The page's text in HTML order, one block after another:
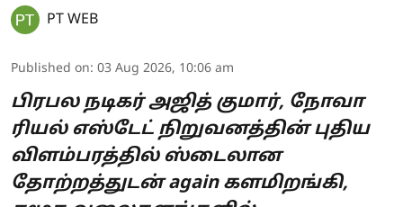
PT WEB
Published on: 03 Aug 2026, 10:06 am
பிரபல நடிகர் அஜித் குமார், நோவா
ரியல் எஸ்டேட் நிறுவனத்தின் புதிய
விளம்பரத்தில் ஸ்டைலான
தோற்றத்துடன் again களமிறங்கி,